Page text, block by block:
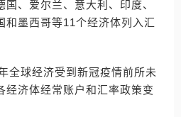
、爱尔兰、意大利、印度、
和墨西哥等11个经济体列入汇
全球经济受到新冠疫情前所未
经济体经常账户和汇率政策变